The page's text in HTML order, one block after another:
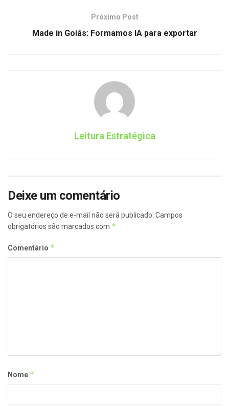
Próximo Post
Made in Goiás: Formamos IA para exportar
Leitura Estratégica
Deixe um comentário
O seu endereço de e-mail não será publicado. Campos
obrigatórios são marcados com *
Comentário *
Nome *